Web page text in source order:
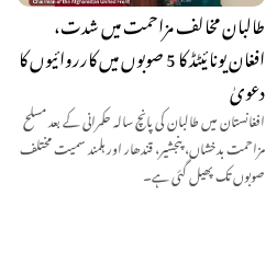
طالبان مخالف مزاحمت میں شدت،
افغان یونائیٹڈ کا 5 صوبوں میں کارروائیوں کا
دعویٰ
افغانستان میں طالبان کی پانچ سالہ حکمرانی کے بعد مسلح
مزاحمت بدخشاں، پنجشیر، قندھار اور ہلمند سمیت مختلف
صوبوں تک پھیل گئی ہے۔